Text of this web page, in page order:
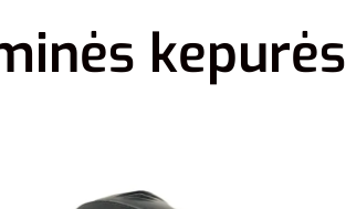
kepurės